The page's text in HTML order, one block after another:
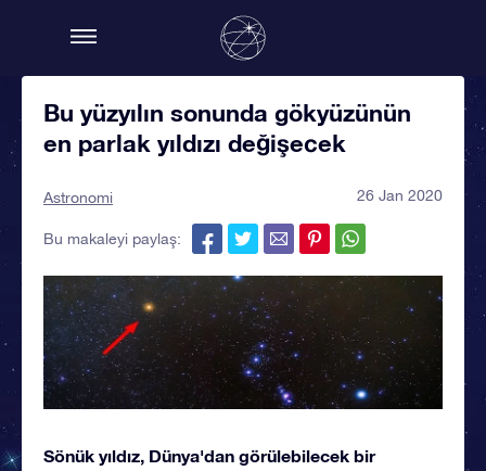
Bu yüzyılın sonunda gökyüzünün
en parlak yıldızı değişecek
Astronomi 26 Jan 2020
Bu makaleyi paylaş:
Sönük yıldız, Dünya'dan görülebilecek bir